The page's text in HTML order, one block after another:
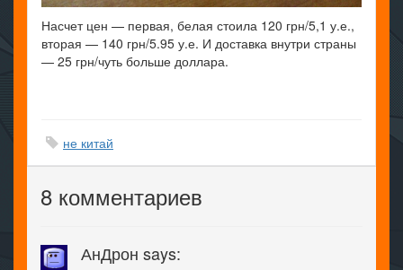
Насчет цен — первая, белая стоила 120 грн/5,1 у.е.,
вторая — 140 грн/5.95 у.е. И доставка внутри страны
— 25 грн/чуть больше доллара.
не китай
8 комментариев
АнДрон says: